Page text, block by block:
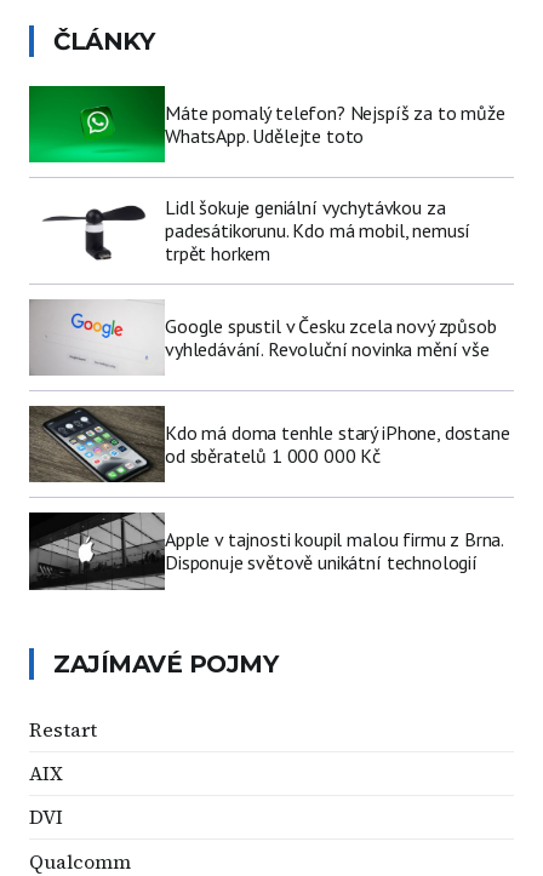
ČLÁNKY
Máte pomalý telefon? Nejspíš za to může
WhatsApp. Udělejte toto
Lidl šokuje geniální vychytávkou za
padesátikorunu. Kdo má mobil, nemusí
trpět horkem
Google spustil v Česku zcela nový způsob
vyhledávání. Revoluční novinka mění vše
Kdo má doma tenhle starý iPhone, dostane
od sběratelů 1 000 000 Kč
Apple v tajnosti koupil malou firmu z Brna.
Disponuje světově unikátní technologií
ZAJÍMAVÉ POJMY
Restart
AIX
DVI
Qualcomm